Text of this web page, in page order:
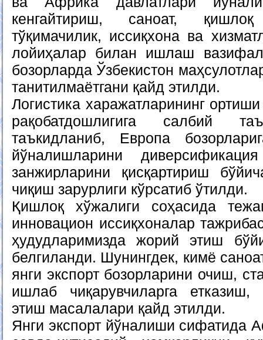
кенгайтириш, саноат,
тўқимачилик, иссиқхона ва
лойиҳалар билан ишлаш
бозорларда Ўзбекистон
танитилмаётгани қайд этилди.
Логистика харажатларининг
рақобатдошлигига салбий
таъкидланиб, Европа
йўналишларини
занжирларини қисқартириш
чиқиш зарурлиги кўрсатиб ўтилди.
Қишлоқ хўжалиги соҳасида
инновацион иссиқхоналар
ҳудудларимизда жорий этиш
белгиланди. Шунингдек, кимё
янги экспорт бозорларини очиш,
ишлаб чиқарувчиларга етказиш,
этиш масалалари қайд этилди.
Янги экспорт йўналиши сифатида